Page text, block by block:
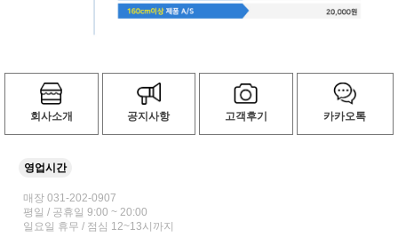
회사소개 공지사항 고객후기 카카오톡
영업시간
매장 031-202-0907
평일 / 공휴일 9:00 ~ 20:00
일요일 휴무 / 점심 12~13시까지